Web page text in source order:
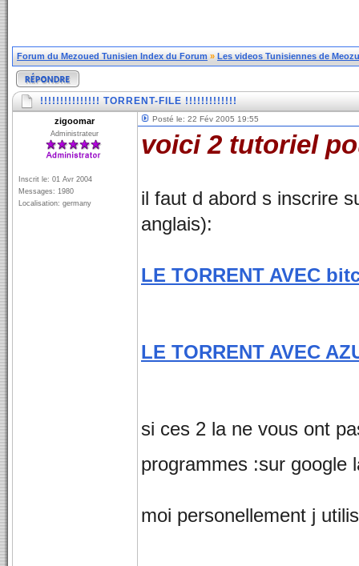
Forum du Mezoued Tunisien Index du Forum » Les videos Tunisiennes de
!!!!!!!!!!!!!!! TORRENT-FILE !!!!!!!!!!!!!
zigoomar
Administrateur
Inscrit le: 01 Avr 2004
Messages: 1980
Localisation: germany
Posté le: 22 Fév 2005 19:55
voici 2 tutoriel
il faut d abord s inscrire
anglais):
LE TORRENT AVEC
LE TORRENT AVEC
si ces 2 la ne vous ont
programmes :sur google
moi personellement j